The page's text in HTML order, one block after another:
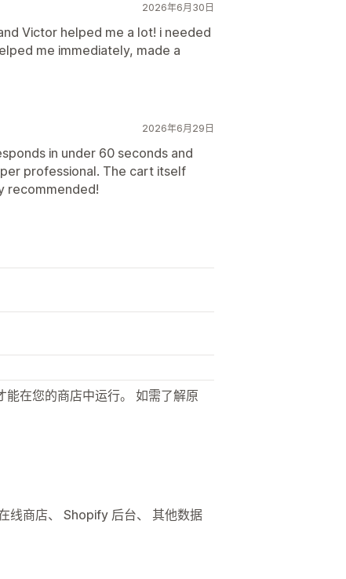
2026年6月30日
Victor helped me a lot! i needed
me immediately, made a
2026年6月29日
in under 60 seconds and
professional. The cart itself
recommended!
在您的商店中运行。 如需了解原
线商店、 Shopify 后台、 其他数据